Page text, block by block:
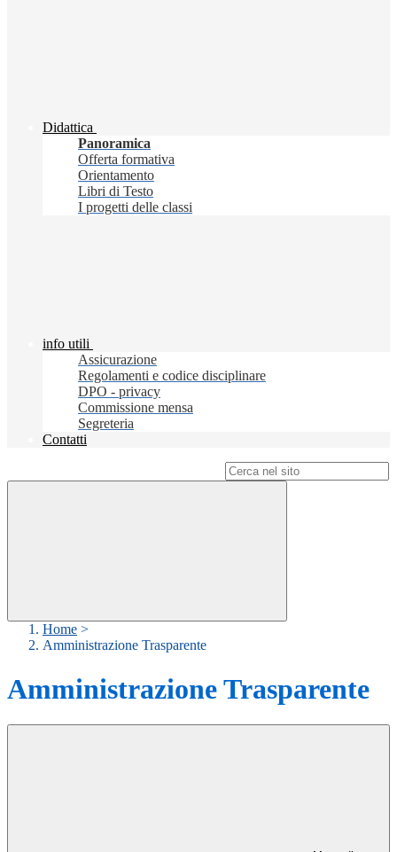
Didattica
Panoramica
Offerta formativa
Orientamento
Libri di Testo
I progetti delle classi
info utili
Assicurazione
Regolamenti e codice disciplinare
DPO - privacy
Commissione mensa
Segreteria
Contatti
Home >
Amministrazione Trasparente
Amministrazione Trasparente